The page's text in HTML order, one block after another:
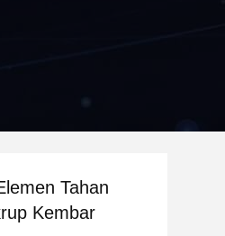
Tahan
Kembar